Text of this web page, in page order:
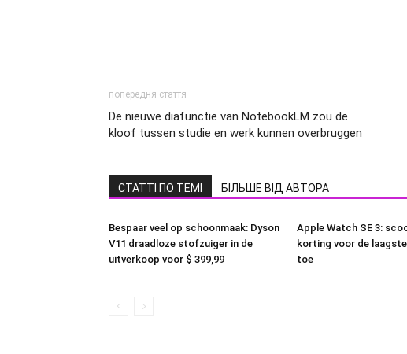
попередня стаття
De nieuwe diafunctie van NotebookLM zou de
kloof tussen studie en werk kunnen overbruggen
СТАТТІ ПО ТЕМІ БІЛЬШЕ ВІД АВТОРА
Bespaar veel op schoonmaak: Dyson
V11 draadloze stofzuiger in de
uitverkoop voor $ 399,99
Apple Watch SE 3:
korting voor de
toe